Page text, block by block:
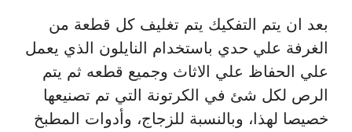
بعد ان يتم التفكيك يتم تغليف كل قطعة من
الغرفة علي حدي باستخدام النايلون الذي يعمل
علي الحفاظ علي الاثاث وجميع قطعه ثم يتم
الرص لكل شئ في الكرتونة التي تم تصنيعها
خصيصا لهذا، وبالنسبة للزجاج، وأدوات المطبخ